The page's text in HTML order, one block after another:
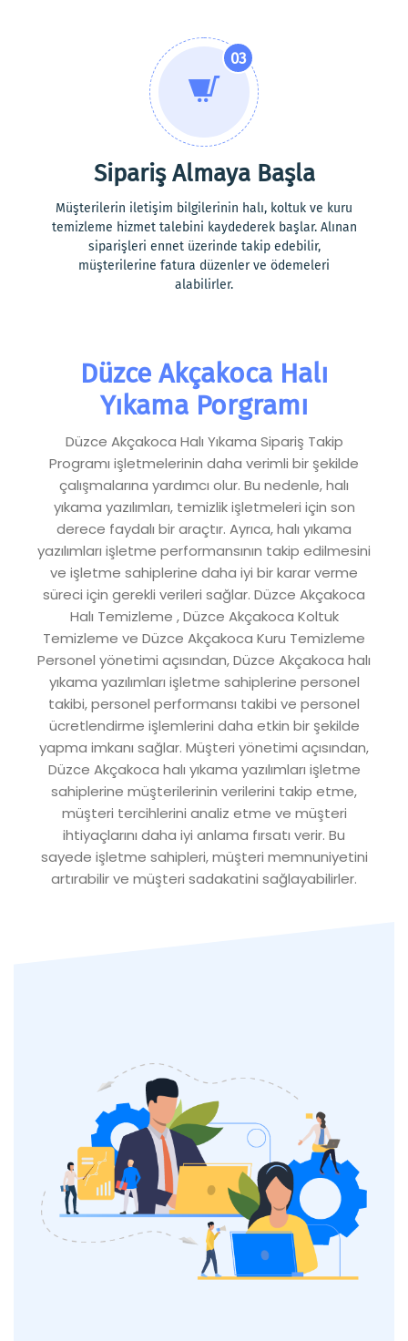
03
Sipariş Almaya Başla
Müşterilerin iletişim bilgilerinin halı, koltuk ve kuru
temizleme hizmet talebini kaydederek başlar. Alınan
siparişleri ennet üzerinde takip edebilir,
müşterilerine fatura düzenler ve ödemeleri
alabilirler.
Düzce Akçakoca Halı
Yıkama Porgramı
Düzce Akçakoca Halı Yıkama Sipariş Takip
Programı işletmelerinin daha verimli bir şekilde
çalışmalarına yardımcı olur. Bu nedenle, halı
yıkama yazılımları, temizlik işletmeleri için son
derece faydalı bir araçtır. Ayrıca, halı yıkama
yazılımları işletme performansının takip edilmesini
ve işletme sahiplerine daha iyi bir karar verme
süreci için gerekli verileri sağlar. Düzce Akçakoca
Halı Temizleme , Düzce Akçakoca Koltuk
Temizleme ve Düzce Akçakoca Kuru Temizleme
Personel yönetimi açısından, Düzce Akçakoca halı
yıkama yazılımları işletme sahiplerine personel
takibi, personel performansı takibi ve personel
ücretlendirme işlemlerini daha etkin bir şekilde
yapma imkanı sağlar. Müşteri yönetimi açısından,
Düzce Akçakoca halı yıkama yazılımları işletme
sahiplerine müşterilerinin verilerini takip etme,
müşteri tercihlerini analiz etme ve müşteri
ihtiyaçlarını daha iyi anlama fırsatı verir. Bu
sayede işletme sahipleri, müşteri memnuniyetini
artırabilir ve müşteri sadakatini sağlayabilirler.